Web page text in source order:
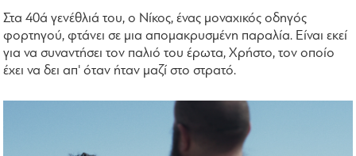
Στα 40ά γενέθλιά του, ο Νίκος, ένας μοναχικός οδηγός
φορτηγού, φτάνει σε μια απομακρυσμένη παραλία. Είναι εκεί
για να συναντήσει τον παλιό του έρωτα, Χρήστο, τον οποίο
έχει να δει απ' όταν ήταν μαζί στο στρατό.